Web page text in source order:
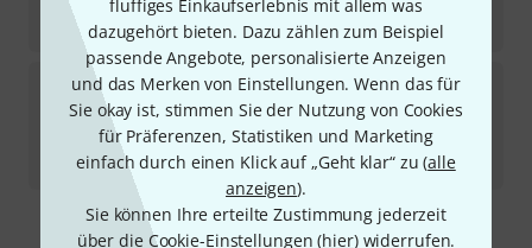
fluffiges Einkaufserlebnis mit allem was
dazugehört bieten. Dazu zählen zum Beispiel
passende Angebote, personalisierte Anzeigen
und das Merken von Einstellungen. Wenn das für
Sie okay ist, stimmen Sie der Nutzung von Cookies
für Präferenzen, Statistiken und Marketing
einfach durch einen Klick auf „Geht klar“ zu (alle
anzeigen).
Sie können Ihre erteilte Zustimmung jederzeit
über die Cookie-Einstellungen (hier) widerrufen.
42 €
Dragonfly Percussion Polycarbonate small RBI-
1
Sofort lieferbar
65€
Kostenloser Versand ab 29 €